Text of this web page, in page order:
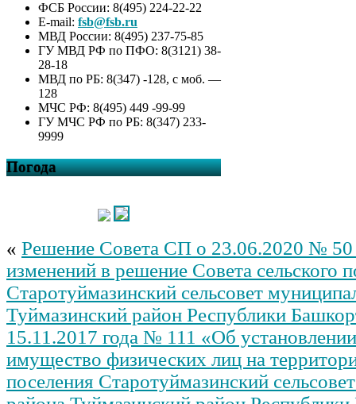
ФСБ России: 8(495) 224-22-22
E-mail: fsb@fsb.ru
МВД России: 8(495) 237-75-85
ГУ МВД РФ по ПФО: 8(3121) 38-
28-18
МВД по РБ: 8(347) -128, с моб. —
128
МЧС РФ: 8(495) 449 -99-99
ГУ МЧС РФ по РБ: 8(347) 233-
9999
Погода
« Решение Совета СП о 23.06.2020 № 50
изменений в решение Совета сельского
Старотуймазинский сельсовет
Туймазинский район Республики
15.11.2017 года № 111 «Об
имущество физических лиц на
поселения Старотуймазинский